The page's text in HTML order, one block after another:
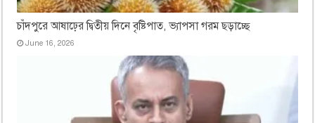
চাঁদপুরে আষাঢ়ের দ্বিতীয় দিনে বৃষ্টিপাত, ভ্যাপসা গরম ছড়াচ্ছে
June 16, 2026